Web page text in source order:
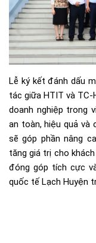
Lễ ký kết đánh dấu
tác giữa HTIT và TC-
doanh nghiệp trong
an toàn, hiệu quả và
sẽ góp phần nâng
tăng giá trị cho
đóng góp tích cực
quốc tế Lạch Huyện